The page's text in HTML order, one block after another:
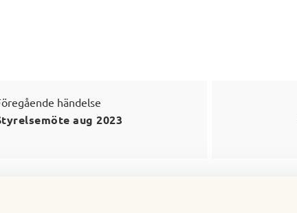
händelse
aug 2023